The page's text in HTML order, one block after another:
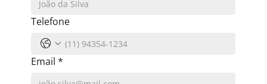
Telefone
Email *